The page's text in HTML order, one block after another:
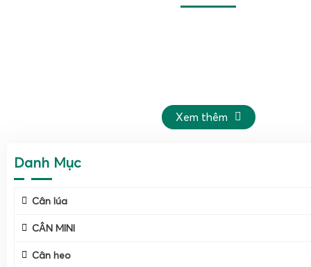
Danh Mục
Cân lúa
CÂN MINI
Cân heo
Xem thêm